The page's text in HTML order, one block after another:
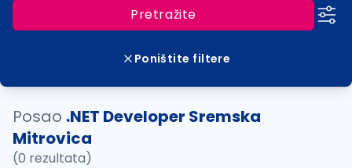
Pretražite
Poništite filtere
Posao .NET Developer Sremska
Mitrovica
(0 rezultata)